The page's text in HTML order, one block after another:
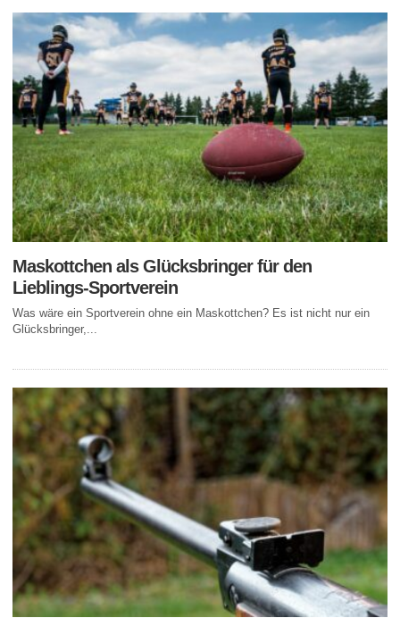
Maskottchen als Glücksbringer für den
Lieblings-Sportverein
Was wäre ein Sportverein ohne ein Maskottchen? Es ist nicht nur ein
Glücksbringer,...